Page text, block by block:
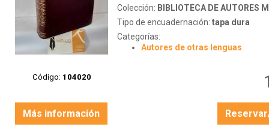
Código: 104020
Colección: BIBLIOTECA DE AUTORES
Tipo de encuadernación: tapa dura
Categorías:
Autores de otras lenguas
Más información